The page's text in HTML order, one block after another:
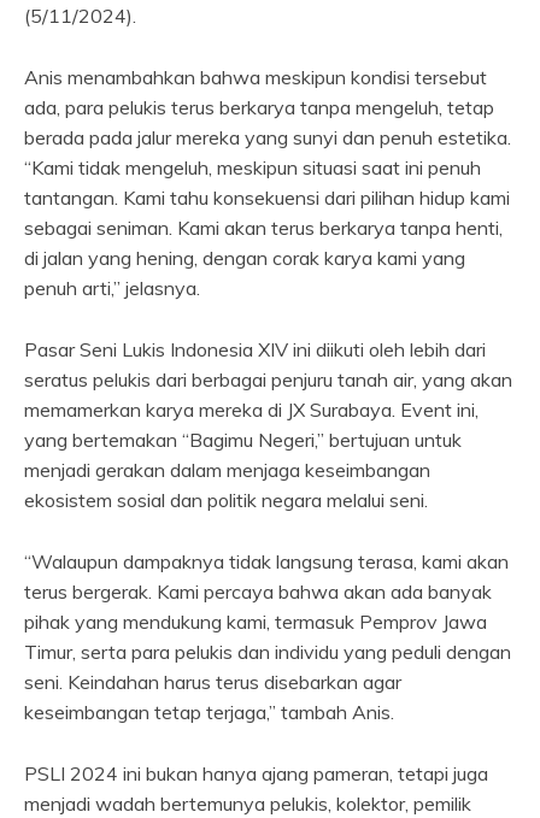
(5/11/2024).
Anis menambahkan bahwa meskipun kondisi tersebut
ada, para pelukis terus berkarya tanpa mengeluh, tetap
berada pada jalur mereka yang sunyi dan penuh estetika.
“Kami tidak mengeluh, meskipun situasi saat ini penuh
tantangan. Kami tahu konsekuensi dari pilihan hidup kami
sebagai seniman. Kami akan terus berkarya tanpa henti,
di jalan yang hening, dengan corak karya kami yang
penuh arti,” jelasnya.
Pasar Seni Lukis Indonesia XIV ini diikuti oleh lebih dari
seratus pelukis dari berbagai penjuru tanah air, yang akan
memamerkan karya mereka di JX Surabaya. Event ini,
yang bertemakan “Bagimu Negeri,” bertujuan untuk
menjadi gerakan dalam menjaga keseimbangan
ekosistem sosial dan politik negara melalui seni.
“Walaupun dampaknya tidak langsung terasa, kami akan
terus bergerak. Kami percaya bahwa akan ada banyak
pihak yang mendukung kami, termasuk Pemprov Jawa
Timur, serta para pelukis dan individu yang peduli dengan
seni. Keindahan harus terus disebarkan agar
keseimbangan tetap terjaga,” tambah Anis.
PSLI 2024 ini bukan hanya ajang pameran, tetapi juga
menjadi wadah bertemunya pelukis, kolektor, pemilik